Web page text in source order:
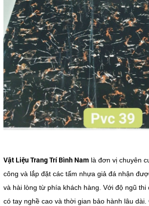
Vật Liệu Trang Trí Bình Namlà đơn vị chuyên
công và lắp đặt các tấm nhựa giả đá nhận
và hài lòng từ phía khách hàng. Với độ ngũ thi
có tay nghề cao và thời gian bảo hành lâu dài.